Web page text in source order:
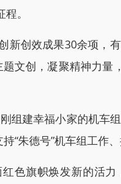
。
新创效成果30余项，
文创，凝聚精神力量
建幸福小家的机车
朱德号”机车组工作
色旗帜焕发新的活